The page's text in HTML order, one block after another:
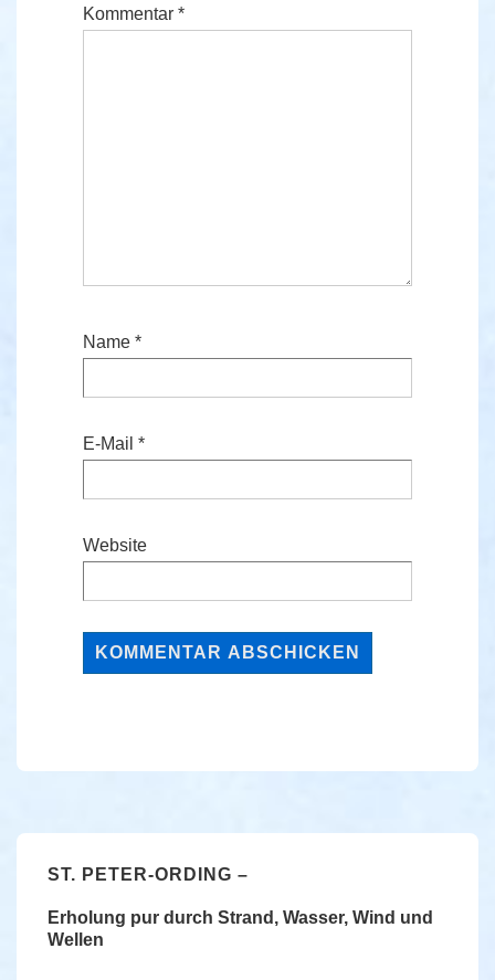
Kommentar *
Name *
E-Mail *
Website
ST. PETER-ORDING –
Erholung pur durch Strand, Wasser, Wind und
Wellen